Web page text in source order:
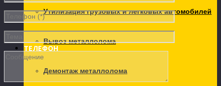
ТЕЛЕФОН
Утилизация грузовых и легковых автомобилей
Вывоз металлолома
Демонтаж металлолома